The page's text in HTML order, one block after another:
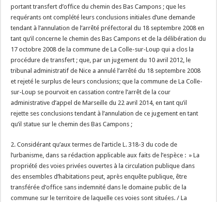
portant transfert d’office du chemin des Bas Campons ; que les
requérants ont complété leurs conclusions initiales d’une demande
tendant à l’annulation de l’arrêté préfectoral du 18 septembre 2008 en
tant qu’il concerne le chemin des Bas Campons et de la délibération du
17 octobre 2008 de la commune de La Colle-sur-Loup qui a clos la
procédure de transfert ; que, par un jugement du 10 avril 2012, le
tribunal administratif de Nice a annulé l’arrêté du 18 septembre 2008
et rejeté le surplus de leurs conclusions; que la commune de La Colle-
sur-Loup se pourvoit en cassation contre l’arrêt de la cour
administrative d’appel de Marseille du 22 avril 2014, en tant qu’il
rejette ses conclusions tendant à l’annulation de ce jugement en tant
qu’il statue sur le chemin des Bas Campons ;
2. Considérant qu’aux termes de l’article L. 318-3 du code de
l’urbanisme, dans sa rédaction applicable aux faits de l’espèce : » La
propriété des voies privées ouvertes à la circulation publique dans
des ensembles d’habitations peut, après enquête publique, être
transférée d’office sans indemnité dans le domaine public de la
commune sur le territoire de laquelle ces voies sont situées. / La